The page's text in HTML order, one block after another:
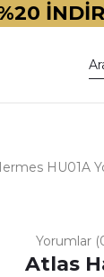
HU01A
Yorumlar
Atlas